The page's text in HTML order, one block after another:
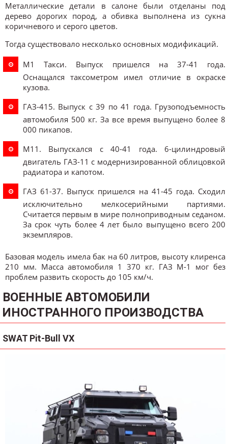
Металлические детали в салоне были отделаны под
дерево дорогих пород, а обивка выполнена из сукна
коричневого и серого цветов.
Тогда существовало несколько основных модификаций.
М1 Такси. Выпуск пришелся на 37-41 года.
Оснащался таксометром имел отличие в окраске
кузова.
ГАЗ-415. Выпуск с 39 по 41 года. Грузоподъемность
автомобиля 500 кг. За все время выпущено более 8
000 пикапов.
М11. Выпускался с 40-41 года. 6-цилиндровый
двигатель ГАЗ-11 с модернизированной облицовкой
радиатора и капотом.
ГАЗ 61-37. Выпуск пришелся на 41-45 года. Сходил
исключительно мелкосерийными партиями.
Считается первым в мире полноприводным седаном.
За срок чуть более 4 лет было выпущено всего 200
экземпляров.
Базовая модель имела бак на 60 литров, высоту клиренса
210 мм. Масса автомобиля 1 370 кг. ГАЗ М-1 мог без
проблем развить скорость до 105 км/ч.
ВОЕННЫЕ АВТОМОБИЛИ
ИНОСТРАННОГО ПРОИЗВОДСТВА
SWAT Pit-Bull VX